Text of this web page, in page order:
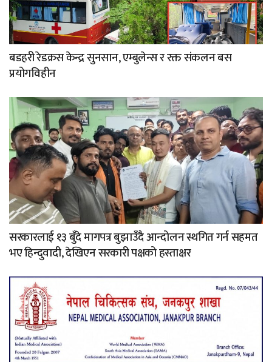
बडहरी रेडक्रस केन्द्र सुनसान, एम्बुलेन्स र रक्त संकलन बस
प्रयोगविहीन
सरकारलाई १३ बुँदे मागपत्र बुझाउँदै आन्दोलन स्थगित गर्न सहमत
भए हिन्दुवादी, देखिएन सरकारी पक्षको हस्ताक्षर